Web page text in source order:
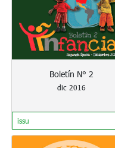
Boletín N° 2
dic 2016
issu